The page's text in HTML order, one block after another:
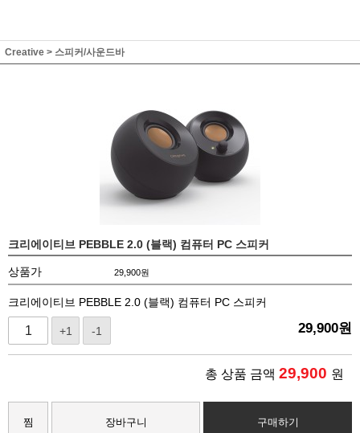
Creative > 스피커/사운드바
크리에이티브 PEBBLE 2.0 (블랙) 컴퓨터 PC 스피커
상품가 29,900원
크리에이티브 PEBBLE 2.0 (블랙) 컴퓨터 PC 스피커
+1 -1 29,900원
총 상품 금액 29,900 원
찜 장바구니 구매하기